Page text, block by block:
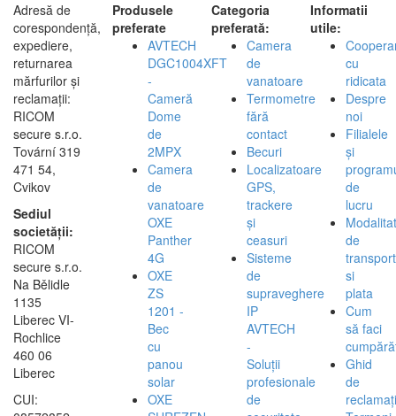
Adresă de
corespondență,
expediere,
returnarea
mărfurilor și
reclamații:
RICOM
secure s.r.o.
Tovární 319
471 54,
Cvikov
Sediul
societății:
RICOM
secure s.r.o.
Na Bělidle
1135
Liberec VI-
Rochlice
460 06
Liberec
CUI:
Produsele
preferate
AVTECH
DGC1004XFT
-
Cameră
Dome
de
2MPX
Camera
de
vanatoare
OXE
Panther
4G
OXE
ZS
1201 -
Bec
cu
panou
solar
OXE
Categoria
preferată:
Camera
de
vanatoare
Termometre
fără
contact
Becuri
Localizatoare
GPS,
trackere
și
ceasuri
Sisteme
de
supraveghere
IP
AVTECH
-
Soluții
profesionale
de
Informatii
utile:
cu
ridicata
Despre
noi
Filialele
și
de
lucru
de
transport
si
plata
Cum
să faci
Ghid
de